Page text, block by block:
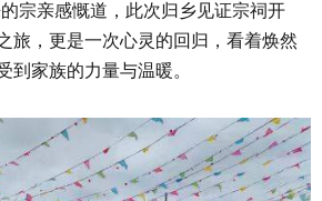
宗亲感慨道，此次归乡见证宗祠开
旅，更是一次心灵的回归，看着焕然
到家族的力量与温暖。